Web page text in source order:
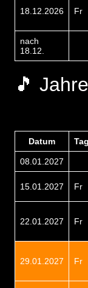
18.12.2026 Fr
nach
18.12.
🎵
Datum Tag
08.01.2027
15.01.2027 Fr
22.01.2027 Fr
29.01.2027 Fr